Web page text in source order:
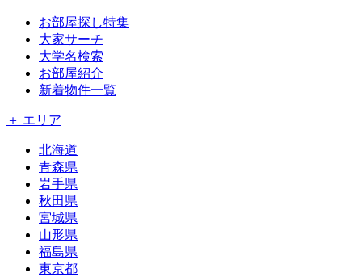
お部屋探し特集
大家サーチ
大学名検索
お部屋紹介
新着物件一覧
＋ エリア
北海道
青森県
岩手県
秋田県
宮城県
山形県
福島県
東京都